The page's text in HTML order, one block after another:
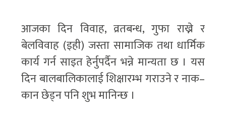
आजका दिन विवाह, व्रतबन्ध, गुफा राख्ने र
बेलविवाह (इही) जस्ता सामाजिक तथा धार्मिक
कार्य गर्न साइत हेर्नुपर्दैन भन्ने मान्यता छ । यस
दिन बालबालिकालाई शिक्षारम्भ गराउने र नाक–
कान छेड्न पनि शुभ मानिन्छ ।